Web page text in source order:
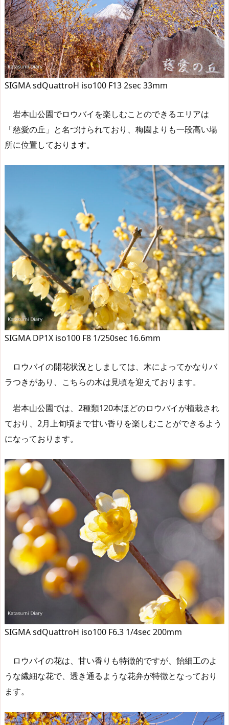
SIGMA sdQuattroH iso100 F13 2sec 33mm
岩本山公園でロウバイを楽しむことのできるエリアは
「慈愛の丘」と名づけられており、梅園よりも一段高い場
所に位置しております。
SIGMA DP1X iso100 F8 1/250sec 16.6mm
ロウバイの開花状況としましては、木によってかなりバ
ラつきがあり、こちらの木は見頃を迎えております。
岩本山公園では、2種類120本ほどのロウバイが植栽され
ており、2月上旬頃まで甘い香りを楽しむことができるよう
になっております。
SIGMA sdQuattroH iso100 F6.3 1/4sec 200mm
ロウバイの花は、甘い香りも特徴的ですが、飴細工のよ
うな繊細な花で、透き通るような花弁が特徴となっており
ます。